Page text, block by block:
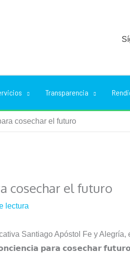
Transparencia
cosechar el futuro
cosechar el futuro
lectura
Santiago Apóstol Fe y
𝗽𝗮𝗿𝗮 𝗰𝗼𝘀𝗲𝗰𝗵𝗮𝗿